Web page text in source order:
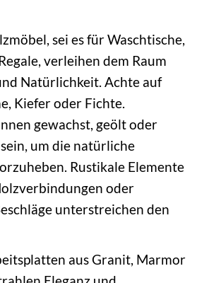
sei es für Waschtische,
verleihen dem Raum
Natürlichkeit. Achte auf
Kiefer oder Fichte.
gewachst, geölt oder
um die natürliche
Rustikale Elemente
oder
unterstreichen den
aus Granit, Marmor